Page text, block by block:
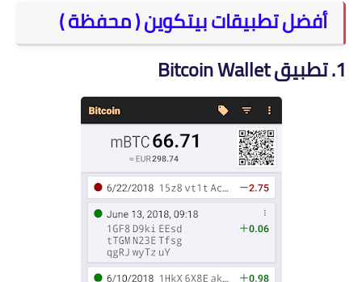
أفضل تطبيقات بيتكوين ( محفظة )
1. تطبيق Bitcoin Wallet